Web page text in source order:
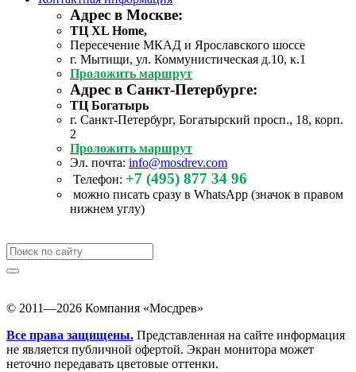
Адрес в Москве:
ТЦ XL Home,
Пересечение МКАД и Ярославского шоссе
г. Мытищи, ул. Коммунистическая д.10, к.1
Проложить маршрут
Адрес в Санкт-Петербурге:
ТЦ Богатырь
г. Санкт-Петербург, Богатырский просп., 18, корп.
2
Проложить маршрут
Эл. почта: info@mosdrev.com
Телефон: +7 (495) 877 34 96
можно писать сразу в WhatsApp (значок в правом
нижнем углу)
© 2011—2026 Компания «Мосдрев»
Все права защищены. Представленная на сайте информация
не является публичной офертой. Экран монитора может
неточно передавать цветовые оттенки.